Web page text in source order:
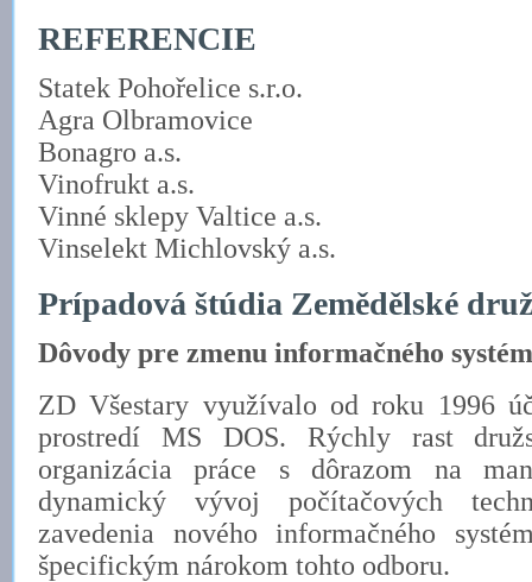
REFERENCIE
Statek Pohořelice s.r.o.
Agra Olbramovice
Bonagro a.s.
Vinofrukt a.s.
Vinné sklepy Valtice a.s.
Vinselekt Michlovský a.s.
Prípadová štúdia Zemědělské
Dôvody pre zmenu informačného
ZD Všestary využívalo od roku 1996
prostredí MS DOS. Rýchly rast
organizácia práce s dôrazom na
dynamický vývoj počítačových
zavedenia nového informačného
špecifickým nárokom tohto odboru.